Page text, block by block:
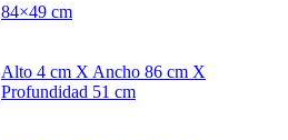
84×49 cm
Alto 4 cm X Ancho 86 cm X
Profundidad 51 cm